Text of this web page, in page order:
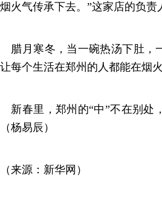
烟火气传承下去。”这家店的负责
腊月寒冬，当一碗热汤下肚，
让每个生活在郑州的人都能在烟
新春里，郑州的“中”不在别处
（杨易辰）
（来源：新华网）